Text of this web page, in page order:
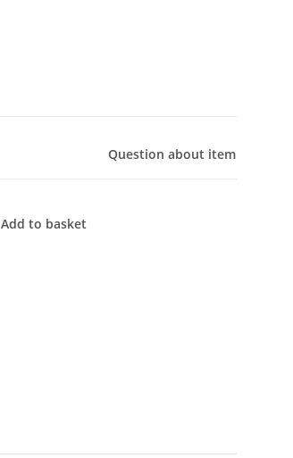
Question about item
Add to basket